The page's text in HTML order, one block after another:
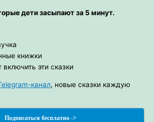
дети засыпают за 5 минут.
книжки
эти сказки
канал, новые сказки каждую
Подписаться бесплатно ->